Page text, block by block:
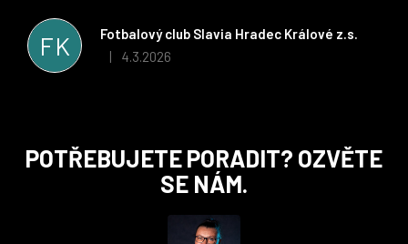
FK
Fotbalový club Slavia Hradec Králové z.s.
Hodnocení obchodu je 5 z 5 hvězdiček.
| 4.3.2026
stran. Věříme, že v tomto duchu bude spolupráce pokračovat
i nadále, nyní už začínáme řešit i první sady dresů ;)
POTŘEBUJETE PORADIT? OZVĚTE
SE NÁM.